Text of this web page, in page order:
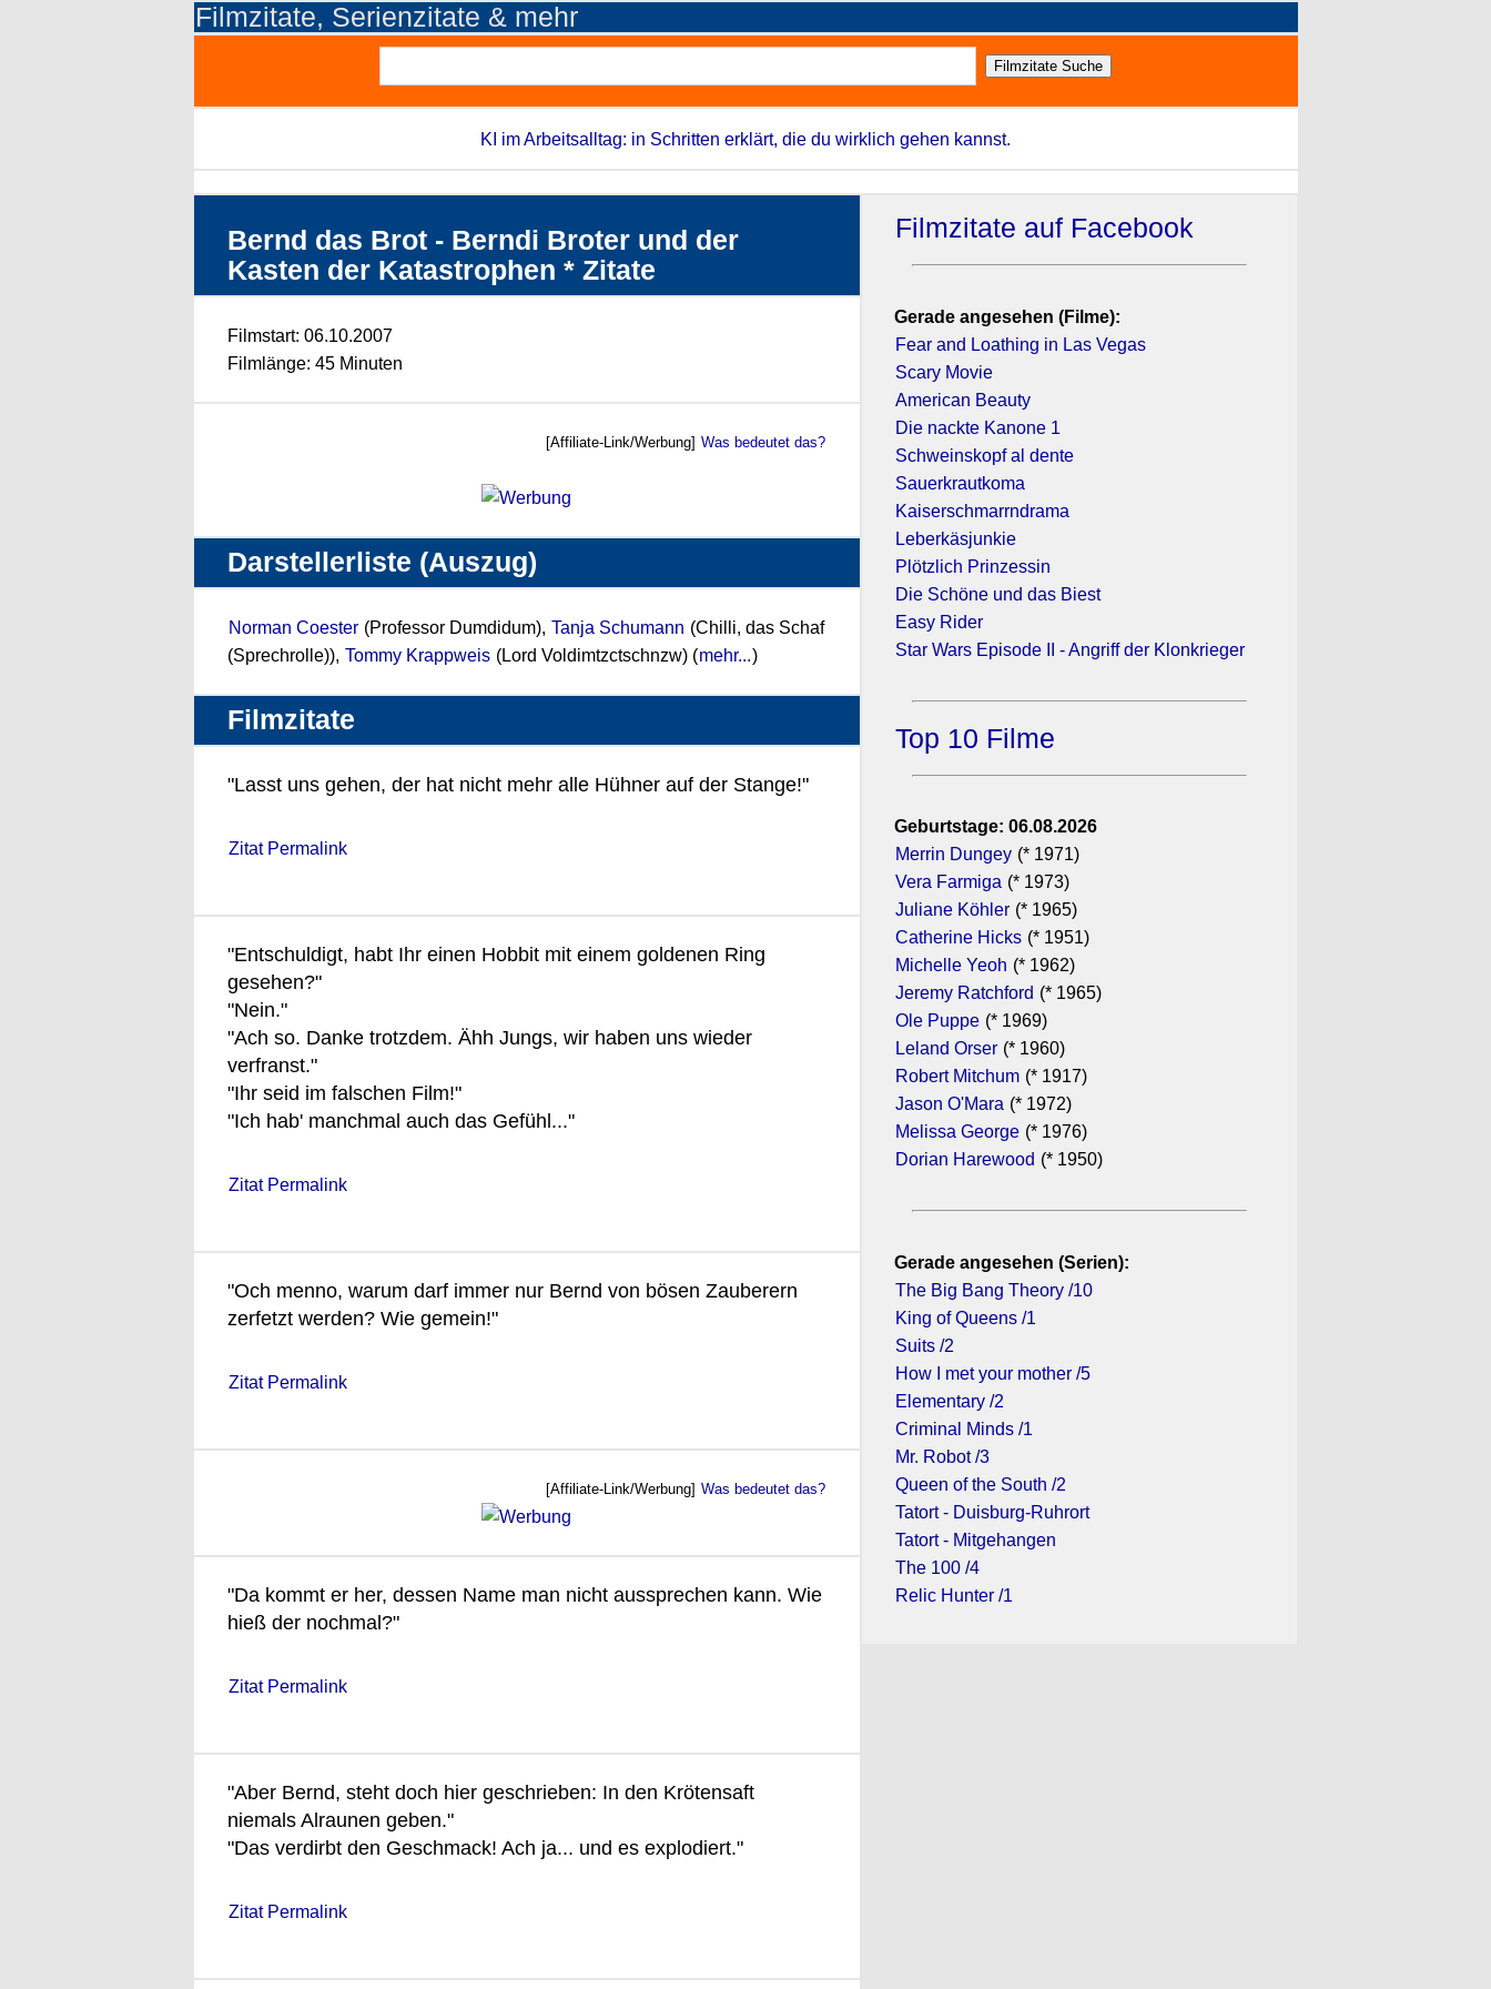
Filmzitate, Serienzitate & mehr
KI im Arbeitsalltag: in Schritten erklärt, die du wirklich gehen kannst.
Bernd das Brot - Berndi Broter und der
Kasten der Katastrophen * Zitate
Filmstart: 06.10.2007
Filmlänge: 45 Minuten
[Affiliate-Link/Werbung] Was bedeutet das?
Darstellerliste (Auszug)
Norman Coester (Professor Dumdidum), Tanja Schumann (Chilli, das Schaf
(Sprechrolle)), Tommy Krappweis (Lord Voldimtzctschnzw) (mehr...)
Filmzitate
"Lasst uns gehen, der hat nicht mehr alle Hühner auf der Stange!"
Zitat Permalink
"Entschuldigt, habt Ihr einen Hobbit mit einem goldenen Ring
gesehen?"
"Nein."
"Ach so. Danke trotzdem. Ähh Jungs, wir haben uns wieder
verfranst."
"Ihr seid im falschen Film!"
"Ich hab' manchmal auch das Gefühl..."
Zitat Permalink
"Och menno, warum darf immer nur Bernd von bösen Zauberern
zerfetzt werden? Wie gemein!"
Zitat Permalink
[Affiliate-Link/Werbung] Was bedeutet das?
"Da kommt er her, dessen Name man nicht aussprechen kann. Wie
hieß der nochmal?"
Zitat Permalink
"Aber Bernd, steht doch hier geschrieben: In den Krötensaft
niemals Alraunen geben."
"Das verdirbt den Geschmack! Ach ja... und es explodiert."
Zitat Permalink
Filmzitate auf Facebook
Gerade angesehen (Filme):
Fear and Loathing in Las Vegas
Scary Movie
American Beauty
Die nackte Kanone 1
Schweinskopf al dente
Sauerkrautkoma
Kaiserschmarrndrama
Leberkäsjunkie
Plötzlich Prinzessin
Die Schöne und das Biest
Easy Rider
Star Wars Episode II - Angriff der Klonkrieger
Top 10 Filme
Geburtstage: 06.08.2026
Merrin Dungey (* 1971)
Vera Farmiga (* 1973)
Juliane Köhler (* 1965)
Catherine Hicks (* 1951)
Michelle Yeoh (* 1962)
Jeremy Ratchford (* 1965)
Ole Puppe (* 1969)
Leland Orser (* 1960)
Robert Mitchum (* 1917)
Jason O'Mara (* 1972)
Melissa George (* 1976)
Dorian Harewood (* 1950)
Gerade angesehen (Serien):
The Big Bang Theory /10
King of Queens /1
Suits /2
How I met your mother /5
Elementary /2
Criminal Minds /1
Mr. Robot /3
Queen of the South /2
Tatort - Duisburg-Ruhrort
Tatort - Mitgehangen
The 100 /4
Relic Hunter /1